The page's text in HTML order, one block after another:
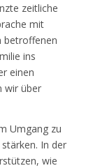
zeitliche
mit
betroffenen
ins
einen
wir über
Umgang zu
In der
wie